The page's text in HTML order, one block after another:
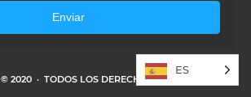
Enviar
© 2020 · TODOS LOS DERECHOS RESERVADOS
ES